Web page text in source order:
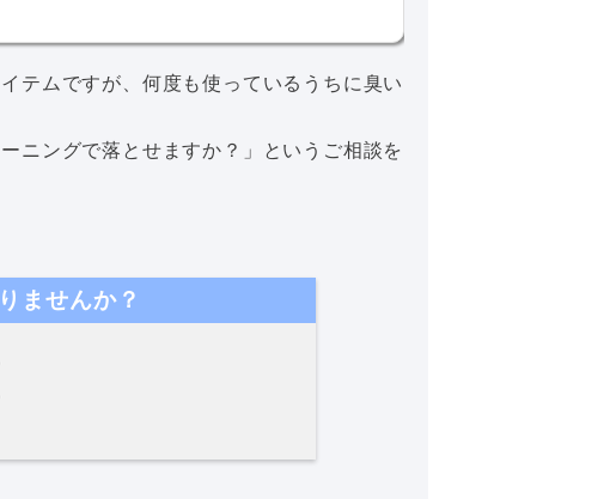
テムですが、何度も使っているうちに臭い
ニングで落とせますか？」というご相談を
ませんか？